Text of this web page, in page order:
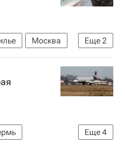
Еще2
Москва
Еще4